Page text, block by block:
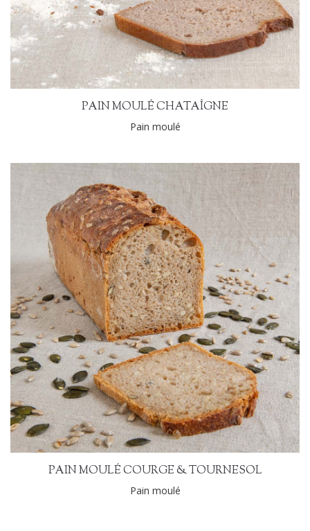
PAIN MOULÉ CHATAÎGNE
Pain moulé
PAIN MOULÉ COURGE & TOURNESOL
Pain moulé